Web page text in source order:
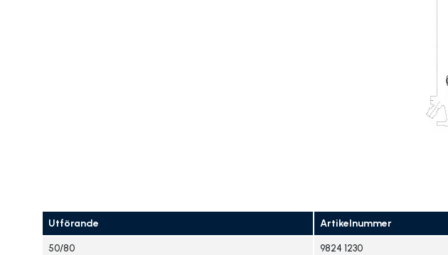
Utförande Artikelnummer
50/80 9824 1230